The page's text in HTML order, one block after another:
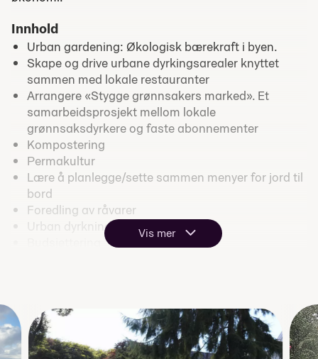
Innhold
Urban gardening: Økologisk bærekraft i byen.
Skape og drive urbane dyrkingsarealer knyttet
sammen med lokale restauranter
Arrangere «Stygge grønnsakers marked». Et
samarbeidsprosjekt mellom lokale
grønnsaksdyrkere og faste abonnementer
Kompostering
Permakultur
Lære å planlegge/sette sammen menyer for jord til
bord
Foredling av råvarer
Urban dyrkning sin sosiale side
Vis mer